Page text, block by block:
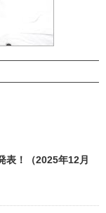
表！（2025年12月